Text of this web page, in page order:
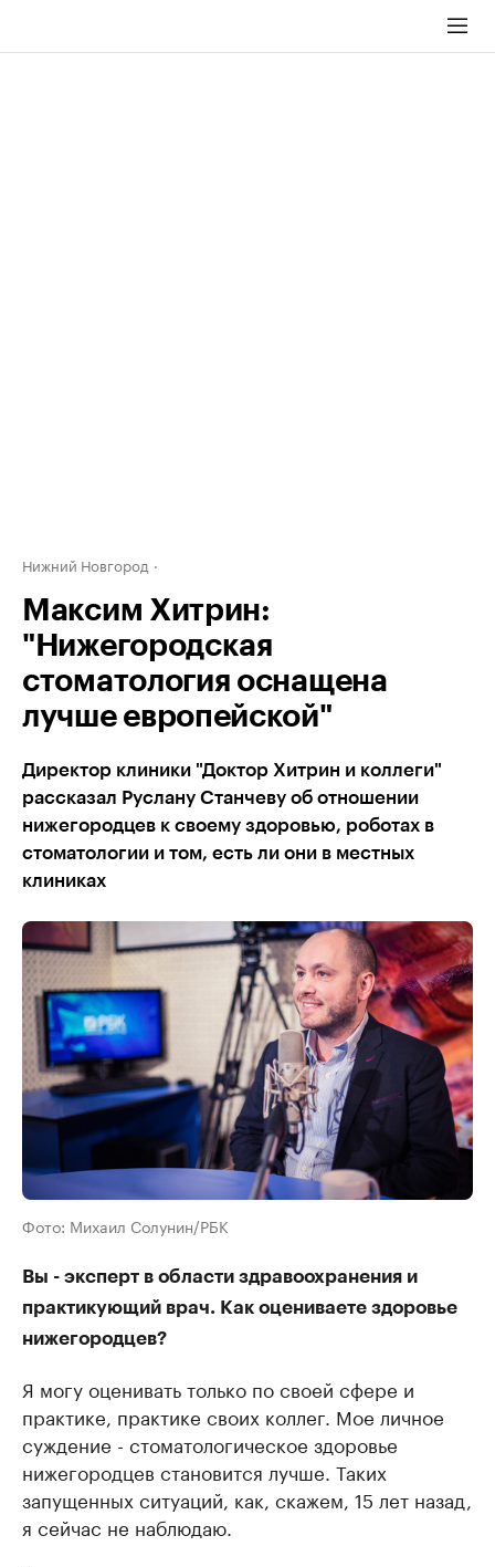
Нижний Новгород
Максим Хитрин:
"Нижегородская
стоматология оснащена
лучше европейской"
Директор клиники "Доктор Хитрин и коллеги"
рассказал Руслану Станчеву об отношении
нижегородцев к своему здоровью, роботах в
стоматологии и том, есть ли они в местных
клиниках
Фото: Михаил Солунин/РБК
Вы - эксперт в области здравоохранения и
практикующий врач. Как оцениваете здоровье
нижегородцев?
Я могу оценивать только по своей сфере и
практике, практике своих коллег. Мое личное
суждение - стоматологическое здоровье
нижегородцев становится лучше. Таких
запущенных ситуаций, как, скажем, 15 лет назад,
я сейчас не наблюдаю.